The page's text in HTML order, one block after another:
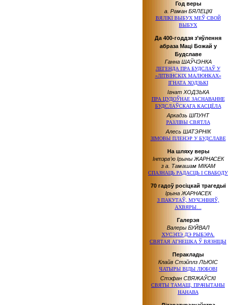
Год веры
а. Раман БЯЛЕЦКІ
ВЯЛІКІ ВЫБУХ МЕЎ СВОЙ
ВЫБУХ
Да 400-годдзя з’яўлення
абраза Маці Божай у
Будславе
Ганна ШАЎЧЭНКА
ЛЕГЕНДА ПРА БУДСЛАЎ У
«ЛІТВІНСКІХ МАЛЮНКАХ»
ІГНАТА ХОДЗЬКІ
Ігнат ХОДЗЬКА
ПРА ЦУДОЎНАЕ ЗАСНАВАННЕ
БУДСЛАЎСКАГА КАСЦЁЛА
Аркадзь ШПУНТ
РАЗЛІВЫ СВЯТЛА
Алесь ШАТЭРНІК
ЗІМОВЫ ПЛЕНЭР У БУДСЛАВЕ
На шляху веры
Інтэрв’ю Iрыны ЖАРНАСЕК
з а. Тамашам МІКАМ
СПАЗНАЦЬ РАДАСЦЬ І СВАБОДУ
70 гадоў росiцкай трагедыi
Iрына ЖАРНАСЕК
З ПАКУТАЎ, МУЧЭННЯЎ,
АХВЯРЫ…
Галерэя
Валеры БУЙВАЛ
ХУСЭПЭ ДЭ РЫБЭРА.
СВЯТАЯ АГНЕШКА Ў ВЯЗНІЦЫ
Пераклады
Клайв Стэйплз ЛЬЮІС
ЧАТЫРЫ ВІДЫ ЛЮБОВІ
Стэфан СВЯЖАЎСКІ
СВЯТЫ ТАМАШ, ПРАЧЫТАНЫ
НАНАВА